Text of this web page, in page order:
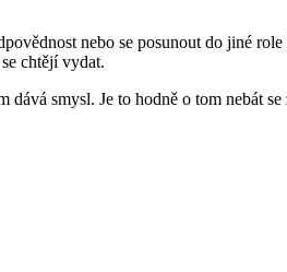
nebo se posunout do jiné
chtějí vydat.
smysl. Je to hodně o tom nebát